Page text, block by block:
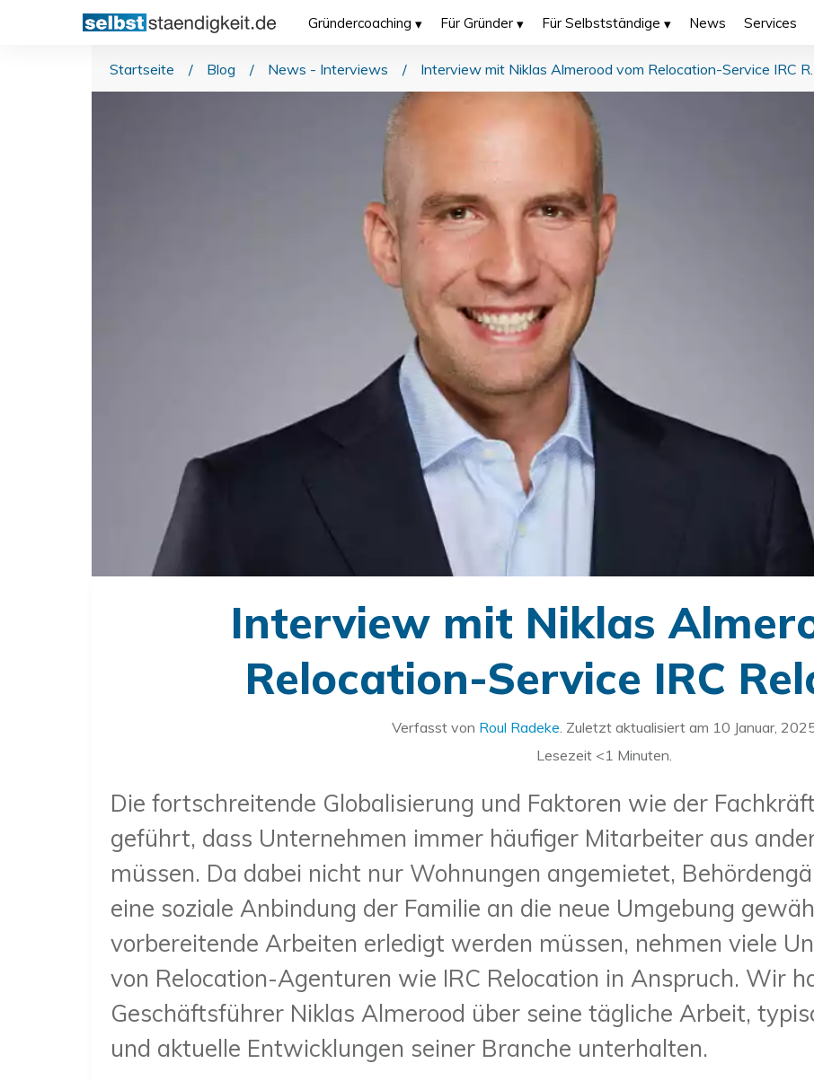
Gründercoaching Für Gründer Für Selbstständige News Services
Startseite / Blog / News - Interviews / Interview mit
Interview mit Niklas
Relocation-Service IRC
Verfasst von Roul Radeke. Zuletzt aktualisiert am 10 Januar,
Lesezeit <1 Minuten.
Die fortschreitende Globalisierung und Faktoren wie der
geführt, dass Unternehmen immer häufiger Mitarbeiter aus
müssen. Da dabei nicht nur Wohnungen angemietet,
eine soziale Anbindung der Familie an die neue Umgebung
vorbereitende Arbeiten erledigt werden müssen, nehmen viele
von Relocation-Agenturen wie IRC Relocation in Anspruch. Wir
Geschäftsführer Niklas Almerood über seine tägliche Arbeit,
und aktuelle Entwicklungen seiner Branche unterhalten.